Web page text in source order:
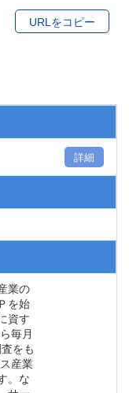
URLをコピー
詳細
業の
を始
資す
毎月
をも
産業
。な